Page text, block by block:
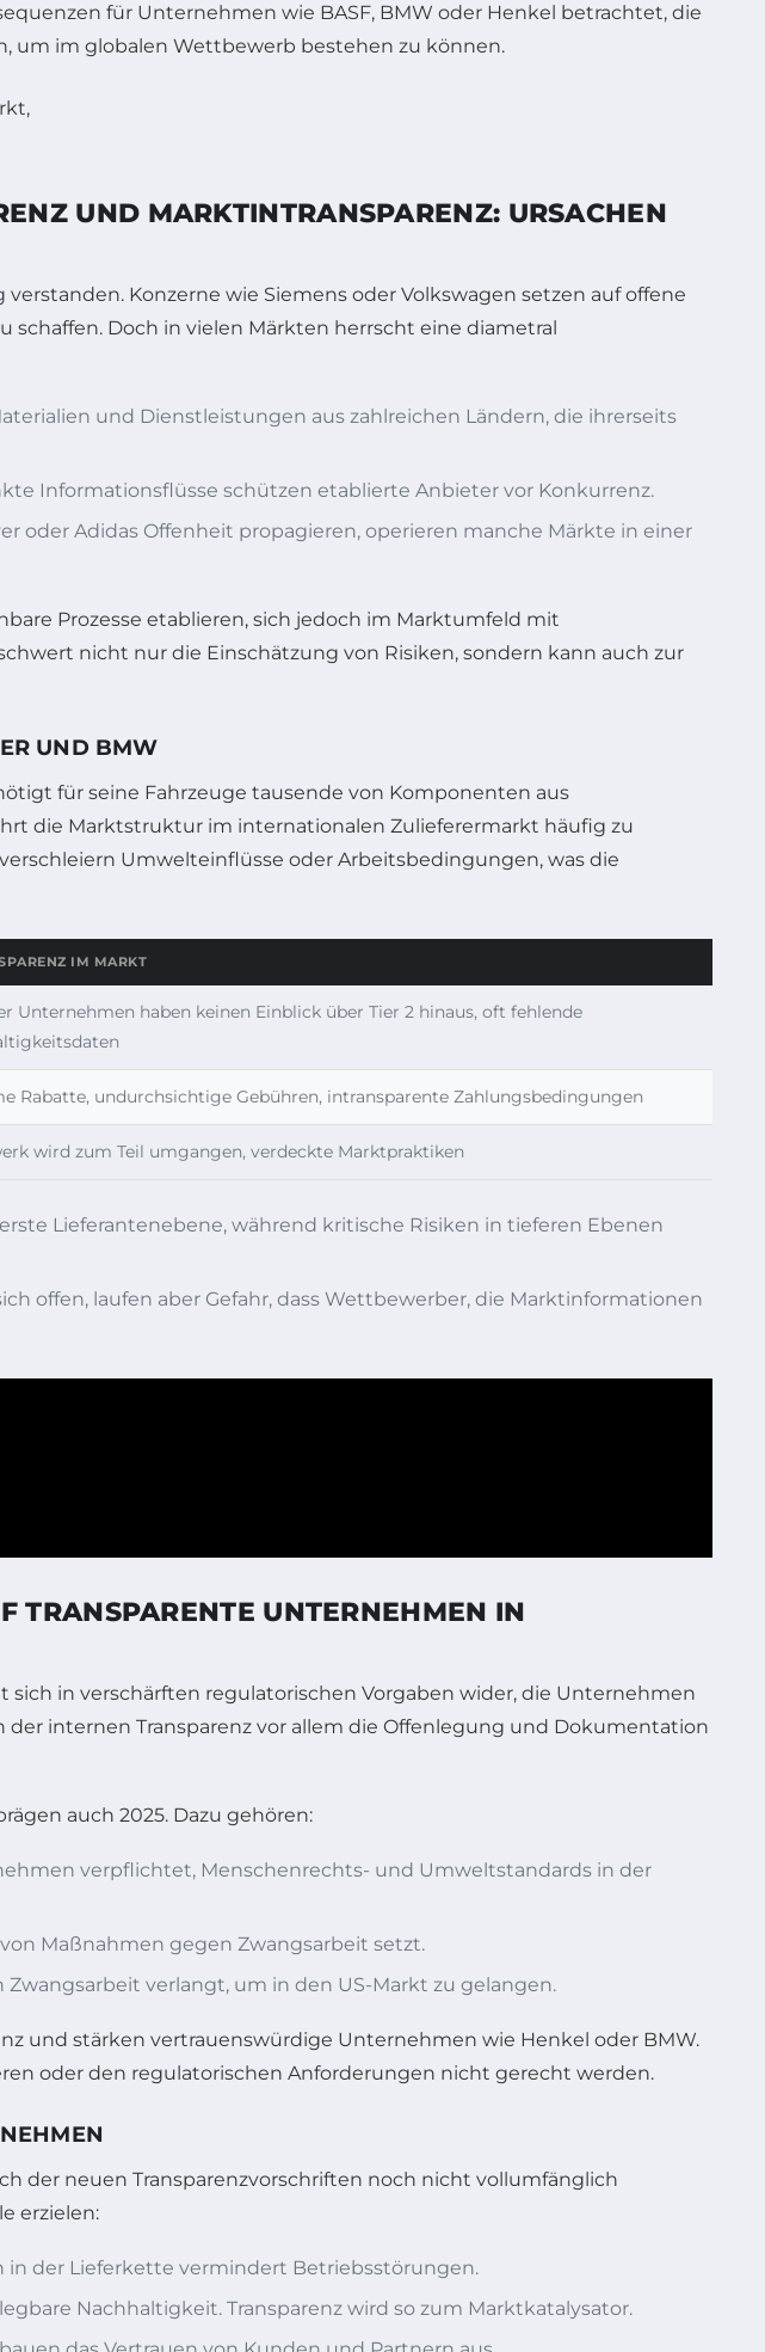
für Unternehmen wie BASF, BMW oder Henkel betrachtet, die
um im globalen Wettbewerb bestehen zu können.
UND MARKTINTRANSPARENZ: URSACHEN
verstanden. Konzerne wie Siemens oder Volkswagen setzen auf offene
Doch in vielen Märkten herrscht eine diametral
und Dienstleistungen aus zahlreichen Ländern, die ihrerseits
Informationsflüsse schützen etablierte Anbieter vor Konkurrenz.
oder Adidas Offenheit propagieren, operieren manche Märkte in einer
Prozesse etablieren, sich jedoch im Marktumfeld mit
nicht nur die Einschätzung von Risiken, sondern kann auch zur
UND BMW
für seine Fahrzeuge tausende von Komponenten aus
die Marktstruktur im internationalen Zulieferermarkt häufig zu
Umwelteinflüsse oder Arbeitsbedingungen, was die
IM MARKT
Unternehmen haben keinen Einblick über Tier 2 hinaus, oft fehlende
Rabatte, undurchsichtige Gebühren, intransparente Zahlungsbedingungen
wird zum Teil umgangen, verdeckte Marktpraktiken
Lieferantenebene, während kritische Risiken in tieferen Ebenen
offen, laufen aber Gefahr, dass Wettbewerber, die Marktinformationen
TRANSPARENTE UNTERNEHMEN IN
in verschärften regulatorischen Vorgaben wider, die Unternehmen
internen Transparenz vor allem die Offenlegung und Dokumentation
auch 2025. Dazu gehören:
verpflichtet, Menschenrechts- und Umweltstandards in der
Maßnahmen gegen Zwangsarbeit setzt.
Zwangsarbeit verlangt, um in den US-Markt zu gelangen.
und stärken vertrauenswürdige Unternehmen wie Henkel oder BMW.
oder den regulatorischen Anforderungen nicht gerecht werden.
der neuen Transparenzvorschriften noch nicht vollumfänglich
erzielen:
in der Lieferkette vermindert Betriebsstörungen.
Nachhaltigkeit. Transparenz wird so zum Marktkatalysator.